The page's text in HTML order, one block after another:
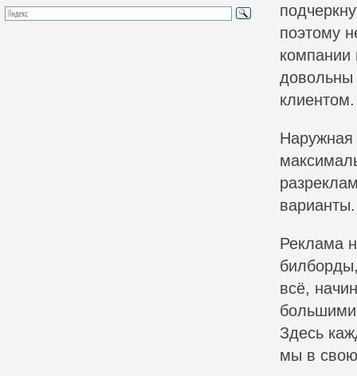
поэтому
компании
довольны
клиентом.
Наружная
варианты.
Реклама
всё,
Здесь
мы в